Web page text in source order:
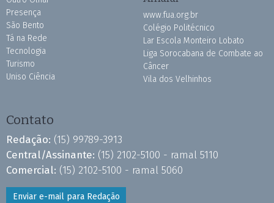
Presença
São Bento
Tá na Rede
Tecnologia
Turismo
Uniso Ciência
www.fua.org.br
Colégio Politécnico
Lar Escola Monteiro Lobato
Liga Sorocabana de Combate ao
Câncer
Vila dos Velhinhos
Contato
Redação: (15) 99789-3913
Central/Assinante: (15) 2102-5100 - ramal 5110
Comercial: (15) 2102-5100 - ramal 5060
Enviar e-mail para Redação